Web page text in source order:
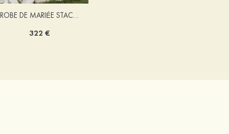
ROBE DE MARIÉE STACEES ALONA
322 €